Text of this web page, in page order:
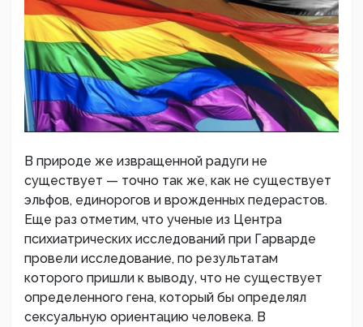
В природе же извращенной радуги не
существует — точно так же, как не существует
эльфов, единорогов и врожденных педерастов.
Еще раз отметим, что ученые из Центра
психиатрических исследований при Гарварде
провели исследование, по результатам
которого пришли к выводу, что не существует
определенного гена, который бы определял
сексуальную ориентацию человека. В